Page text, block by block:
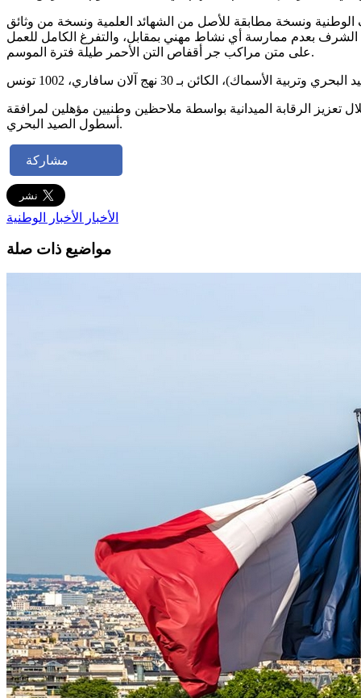
ونسخة مطابقة للأصل من الشهائد العلمية ونسخة من وثائق
الشرف بعدم ممارسة أي نشاط مهني بمقابل، والتفرغ الكامل للعمل
على متن مراكب جر أقفاص التن الأحمر طيلة فترة الموسم.
الرقابة الميدانية بواسطة ملاحظين وطنيين مؤهلين لمرافقة
أسطول الصيد البحري.
مشاركة
الأخبار الأخبار الوطنية
مواضيع ذات صلة